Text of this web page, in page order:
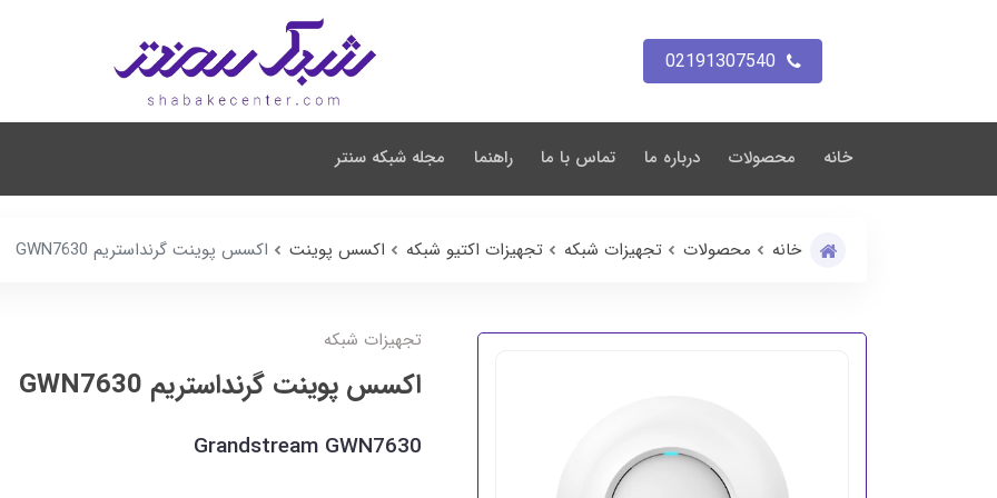
02191307540
خانه محصولات درباره ما تماس با ما راهنما مجله شبکه سنتر
خانه محصولات تجهیزات شبکه تجهیزات اکتیو شبکه اکسس پوینت اکسس پوینت گرنداستریم GWN7630
تجهیزات شبکه
اکسس پوینت گرنداستریم GWN7630
Grandstream GWN7630